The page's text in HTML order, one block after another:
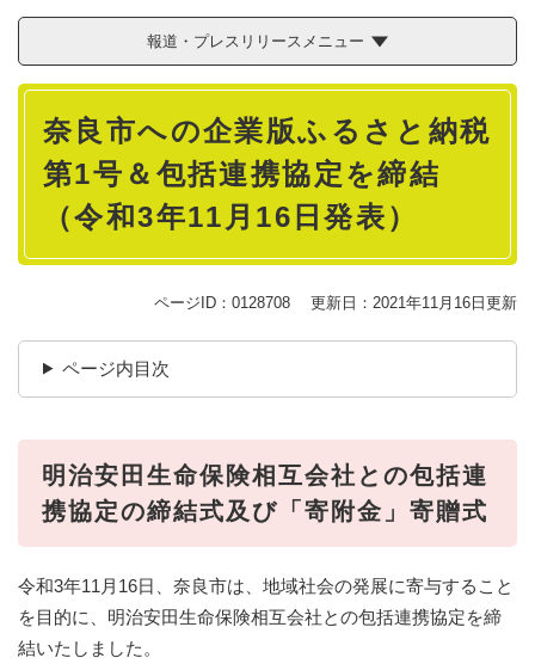
報道・プレスリリースメニュー
本
奈良市への企業版ふるさと納税
第1号＆包括連携協定を締結
（令和3年11月16日発表）
ページID：0128708 更新日：2021年11月16日更新
ページ内目次
明治安田生命保険相互会社との包括連
携協定の締結式及び「寄附金」寄贈式
令和3年11月16日、奈良市は、地域社会の発展に寄与すること
を目的に、明治安田生命保険相互会社との包括連携協定を締
結いたしました。